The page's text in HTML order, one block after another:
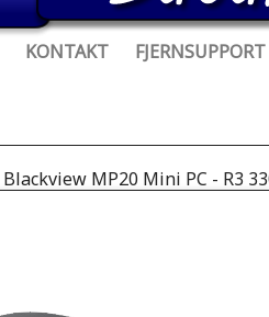
KONTAKT FJERNSUPPORT
Blackview MP20 Mini PC - R3